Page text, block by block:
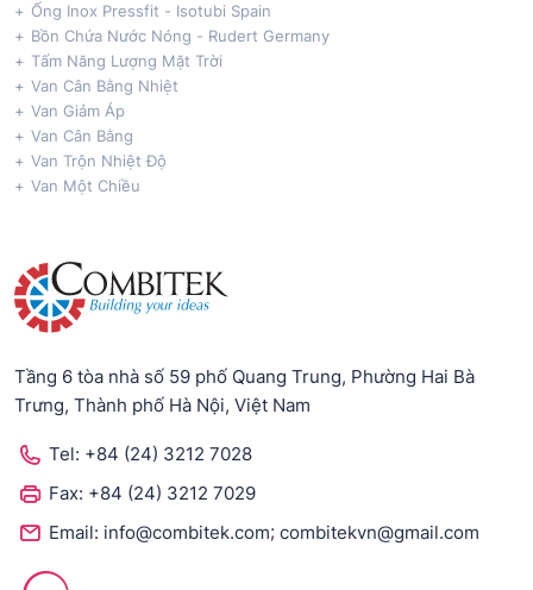
Ống Inox Pressfit - Isotubi Spain
Bồn Chứa Nước Nóng - Rudert Germany
Tấm Năng Lượng Mặt Trời
Van Cân Bằng Nhiệt
Van Giảm Áp
Van Cân Bằng
Van Trộn Nhiệt Độ
Van Một Chiều
Tầng 6 tòa nhà số 59 phố Quang Trung, Phường Hai Bà
Trưng, Thành phố Hà Nội, Việt Nam
Tel: +84 (24) 3212 7028
Fax: +84 (24) 3212 7029
Email: info@combitek.com; combitekvn@gmail.com